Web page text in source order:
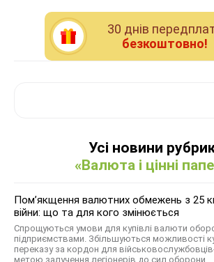
30 днiв
безкоштовно!
Усі новини
«Валюта і цінні
Помʼякщення валютних обмежень з 25
війни: що та для кого змінюється
Спрощуються умови для купівлі валюти
підприємствами. Збільшуються можливості
переказу за кордон для
метою залучення легіонерів до сил оборони